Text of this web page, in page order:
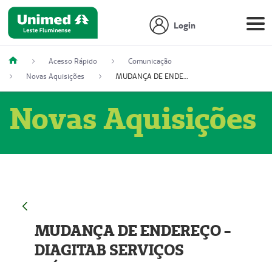
Login
Acesso Rápido
Comunicação
Novas Aquisições
MUDANÇA DE ENDEREÇO - DIAGITAB SERVIÇOS MÉDICOS LTDA (54003267-5)
Novas Aquisições
MUDANÇA DE ENDEREÇO -
DIAGITAB SERVIÇOS